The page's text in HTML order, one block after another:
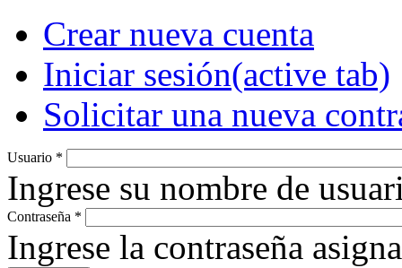
Crear nueva cuenta
Iniciar sesión(active tab)
Solicitar una nueva
Usuario *
Ingrese su nombre de
Contraseña *
Ingrese la contraseña